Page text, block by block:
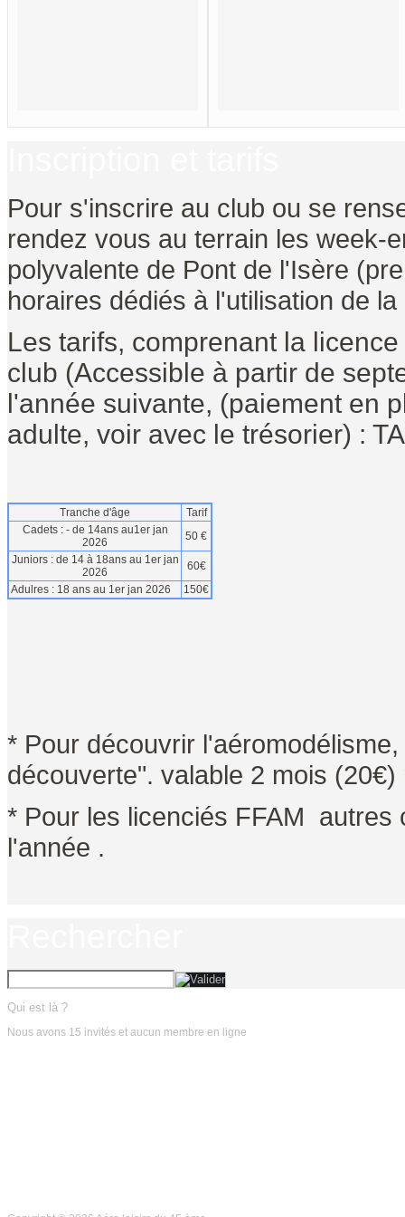
Pour s'inscrire au club ou se
rendez vous au terrain les
polyvalente de Pont de l'Isère
horaires dédiés à l'utilisation de
Les tarifs, comprenant la
club (Accessible à partir de
l'année suivante, (paiement en
adulte, voir avec le trésorier) :
Tranche d'âge
Tarif
Cadets : - de 14ans au1er jan
2026
50 €
Juniors : de 14 à 18ans au 1er jan
2026
60€
Adulres : 18 ans au 1er jan 2026
150€
* Pour découvrir
découverte". valable 2 mois
* Pour les licenciés FFAM
l'année .
Qui est là ?
Nous avons 15 invités et aucun membre en ligne